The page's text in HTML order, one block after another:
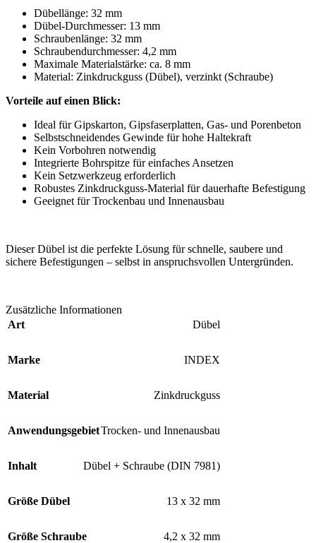
Dübellänge: 32 mm
Dübel-Durchmesser: 13 mm
Schraubenlänge: 32 mm
Schraubendurchmesser: 4,2 mm
Maximale Materialstärke: ca. 8 mm
Material: Zinkdruckguss (Dübel), verzinkt (Schraube)
Vorteile auf einen Blick:
Ideal für Gipskarton, Gipsfaserplatten, Gas- und Porenbeton
Selbstschneidendes Gewinde für hohe Haltekraft
Kein Vorbohren notwendig
Integrierte Bohrspitze für einfaches Ansetzen
Kein Setzwerkzeug erforderlich
Robustes Zinkdruckguss-Material für dauerhafte Befestigung
Geeignet für Trockenbau und Innenausbau
Dieser Dübel ist die perfekte Lösung für schnelle, saubere und
sichere Befestigungen – selbst in anspruchsvollen Untergründen.
Zusätzliche Informationen
Art
Dübel
Marke INDEX
Material Zinkdruckguss
AnwendungsgebietTrocken- und Innenausbau
Inhalt Dübel + Schraube (DIN 7981)
Größe Dübel 13 x 32 mm
Größe Schraube
4,2 x 32 mm